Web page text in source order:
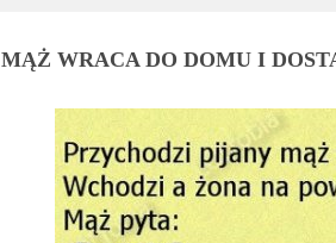
MĄŻ WRACA DO DOMU I